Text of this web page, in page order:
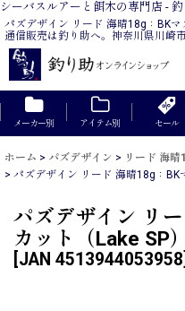
シーバスルアーと餌木の専門店 -
パズデザイン リード 海晴18g：BK
通信販売は釣り助へ。神奈川県川崎
メーカー別 アイテム別 セール
ホーム > パズデザイン > リード 海晴
> パズデザイン リード 海晴18g：BK
パズデザイン リ
カット（Lake SP
JAN 4513944053958